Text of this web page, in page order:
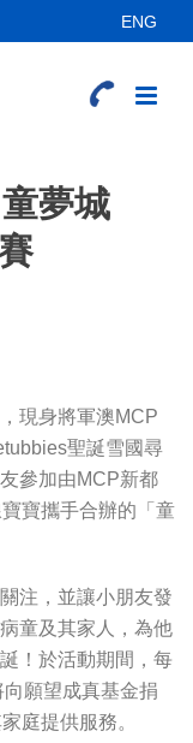
ENG
夢城
現身將軍澳MCP
聖誕雪國尋
參加由MCP新都
寶攜手合辦的「童
注，並讓小朋友發
童及其家人，為他
！於活動期間，每
願望成真基金捐
庭提供服務。